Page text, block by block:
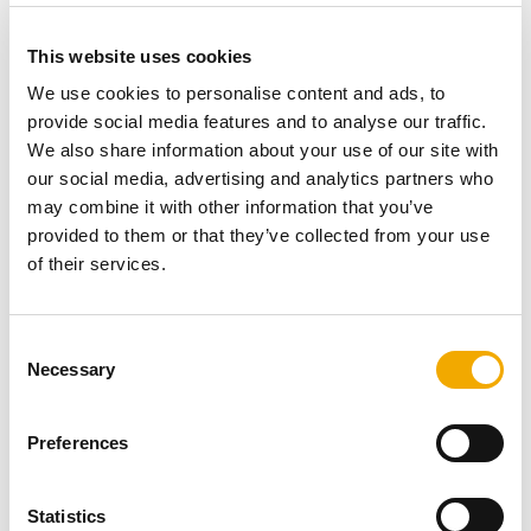
This website uses cookies
We use cookies to personalise content and ads, to
provide social media features and to analyse our traffic.
We also share information about your use of our site with
our social media, advertising and analytics partners who
may combine it with other information that you’ve
provided to them or that they’ve collected from your use
of their services.
Necessary
Preferences
Statistics
Depuis laconception BIM ou 3D
constant dans toutes les phases de planification,
livraison, d'installation et de test, Schiedel peut mieux
accompagner les acteurs du développement des centres
de données lors des étapes les plus critiques de leur
construction. Cette présentation du projet contribuera
également à standardiser l'utilisation des flux dans les
centres de données, un aspect particulièrement
Haute performance et durabilité